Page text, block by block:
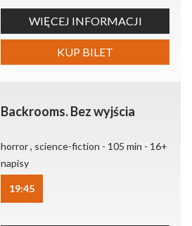
WIĘCEJ INFORMACJI
KUP BILET
Backrooms. Bez wyjścia
horror , science-fiction - 105 min - 16+
napisy
19:45